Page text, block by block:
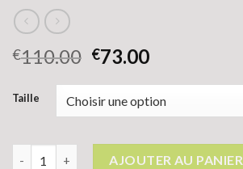
€110.00 €73.00
Taille
quantité de doudoune femme cintrée
AJOUTER AU PANIER